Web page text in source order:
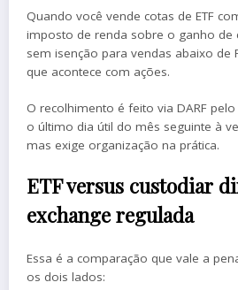
Quando você vende cotas de ETF
imposto de renda sobre o ganho de
sem isenção para vendas abaixo de
que acontece com ações.
O recolhimento é feito via DARF
o último dia útil do mês seguinte à
mas exige organização na prática.
ETF versus custodiar
exchange regulada
Essa é a comparação que vale a
os dois lados: